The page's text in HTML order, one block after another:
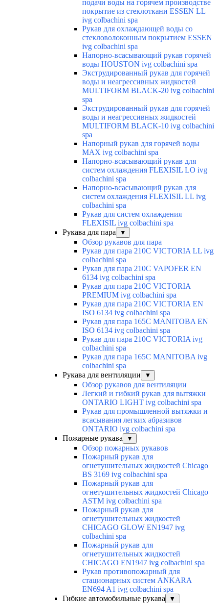
подачи воды на горячем производстве
покрытие из стеклоткани ESSEN LL
ivg colbachini spa
Рукав для охлаждающей воды со
стекловолоконным покрытием ESSEN
ivg colbachini spa
Напорно-всасывающий рукав горячей
воды HOUSTON ivg colbachini spa
Экструдированный рукав для горячей
воды и неагрессивных жидкостей
MULTIFORM BLACK-20 ivg colbachini
spa
Экструдированный рукав для горячей
воды и неагрессивных жидкостей
MULTIFORM BLACK-10 ivg colbachini
spa
Напорный рукав для горячей воды
MAX ivg colbachini spa
Напорно-всасывающий рукав для
систем охлаждения FLEXISIL LO ivg
colbachini spa
Напорно-всасывающий рукав для
систем охлаждения FLEXISIL LL ivg
colbachini spa
Рукав для систем охлаждения
FLEXISIL ivg colbachini spa
Рукава для пара
▼
Обзор рукавов для пара
Рукав для пара 210C VICTORIA LL ivg
colbachini spa
Рукав для пара 210C VAPOFER EN
6134 ivg colbachini spa
Рукав для пара 210C VICTORIA
PREMIUM ivg colbachini spa
Рукав для пара 210C VICTORIA EN
ISO 6134 ivg colbachini spa
Рукав для пара 165C MANITOBA EN
ISO 6134 ivg colbachini spa
Рукав для пара 210C VICTORIA ivg
colbachini spa
Рукав для пара 165C MANITOBA ivg
colbachini spa
Рукава для вентиляции
▼
Обзор рукавов для вентиляции
Легкий и гибкий рукав для вытяжки
ONTARIO LIGHT ivg colbachini spa
Рукав для промышленной вытяжки и
всасывания легких абразивов
ONTARIO ivg colbachini spa
Пожарные рукава
▼
Обзор пожарных рукавов
Пожарный рукав для
огнетушительных жидкостей Chicago
BS 3169 ivg colbachini spa
Пожарный рукав для
огнетушительных жидкостей Chicago
ASTM ivg colbachini spa
Пожарный рукав для
огнетушительных жидкостей
CHICAGO GLOW EN1947 ivg
colbachini spa
Пожарный рукав для
огнетушительных жидкостей
CHICAGO EN1947 ivg colbachini spa
Рукав противопожарный для
стационарных систем ANKARA
EN694 A1 ivg colbachini spa
Гибкие автомобильные рукава
▼